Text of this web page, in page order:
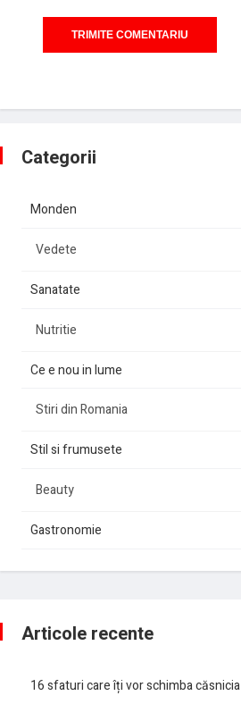
Categorii
Monden
Vedete
Sanatate
Nutritie
Ce e nou in lume
Stiri din Romania
Stil si frumusete
Beauty
Gastronomie
Articole recente
16 sfaturi care îți vor schimba căsnicia